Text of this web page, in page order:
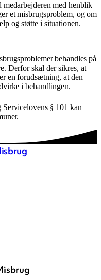
med henblik
et misbrugsproblem, og om
og støtte i situationen.
behandles på
Derfor skal der sikres, at
en forudsætning, at den
i behandlingen.
§ 101 kan